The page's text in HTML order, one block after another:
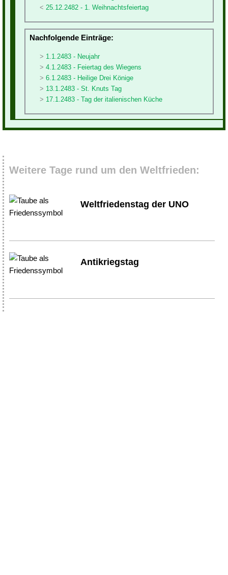
25.12.2482 - 1. Weihnachtsfeiertag
Nachfolgende Einträge:
1.1.2483 - Neujahr
4.1.2483 - Feiertag des Wiegens
6.1.2483 - Heilige Drei Könige
13.1.2483 - St. Knuts Tag
17.1.2483 - Tag der italienischen Küche
Weitere Tage rund um den Weltfrieden:
Weltfriedenstag der UNO
Antikriegstag